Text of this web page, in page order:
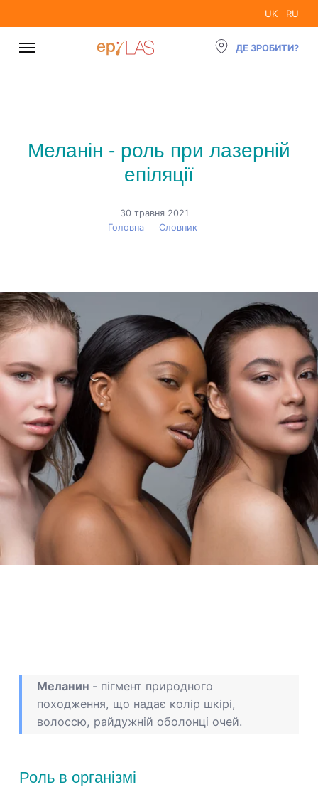
UK RU
ДЕ ЗРОБИТИ?
Меланін - роль при лазерній
епіляції
30 травня 2021
Головна
Словник
Меланин - пігмент природного
походження, що надає колір шкірі,
волоссю, райдужній оболонці очей.
Роль в організмі